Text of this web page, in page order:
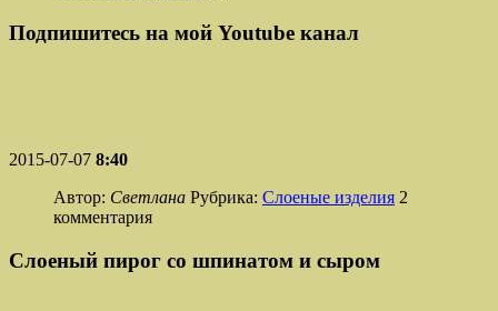
Подпишитесь на мой Youtube канал
2015-07-07 8:40
Автор: Светлана Рубрика: Слоеные изделия 2
комментария
Cлоеный пирог со шпинатом и сыром